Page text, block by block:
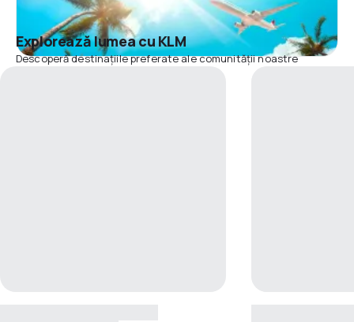
Explorează lumea cu KLM
Descoperă destinațiile preferate ale comunității noastre